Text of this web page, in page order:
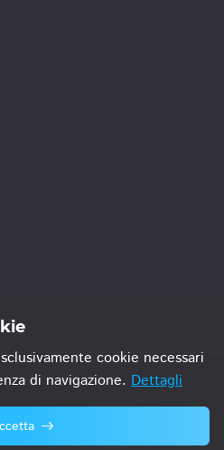
cookie necessari
di navigazione. Dettagli